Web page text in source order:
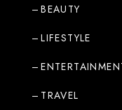
BEAUTY
LIFESTYLE
TRAVEL